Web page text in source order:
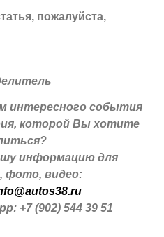
пожалуйста,
интересного события
которой Вы хотите
информацию для
фото, видео:
+7 (902) 544 39 51